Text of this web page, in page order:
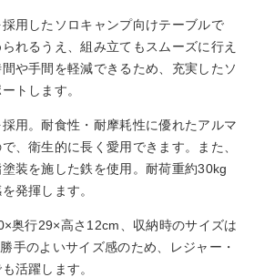
用したソロキャンプ向けテーブルで
れるうえ、組み立てもスムーズに行え
や手間を軽減できるため、充実したソ
トします。
用。耐食性・耐摩耗性に優れたアルマ
、衛生的に長く愛用できます。また、
装を施した鉄を使用。耐荷重約30kg
発揮します。
奥行29×高さ12cm、収納時のサイズは
手のよいサイズ感のため、レジャー・
活躍します。